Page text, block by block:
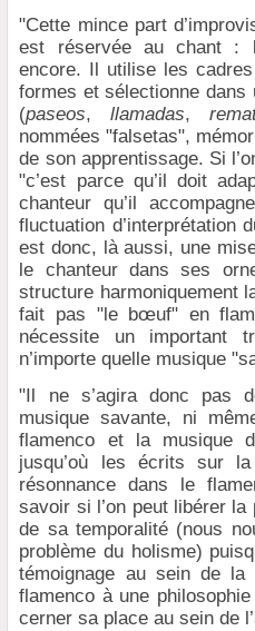
"Cette mince part
est réservée au chant :
encore. Il utilise les
formes et sélectionne dans
(paseos,llamadas,
nommées "falsetas",
de son apprentissage. Si
"c’est parce qu’il doit
chanteur qu’il
fluctuation d’interprétation
est donc, là aussi, une
le chanteur dans ses
structure harmoniquement
fait pas "le bœuf" en
nécessite un important
n’importe quelle musique
"Il ne s’agira donc pas
musique savante, ni
flamenco et la musique
jusqu’où les écrits sur
résonnance dans le
savoir si l’on peut libérer
de sa temporalité (nous
problème du holisme)
témoignage au sein de la
flamenco à une
cerner sa place au sein de